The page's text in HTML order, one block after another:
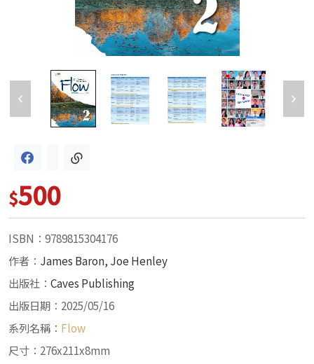
$500
ISBN：9789815304176
作者： James Baron, Joe Henley
出版社： Caves Publishing
出版日期：2025/05/16
系列名稱： Flow
尺寸：276x211x8mm